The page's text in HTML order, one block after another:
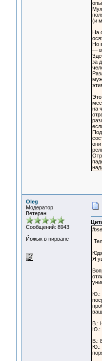
(и
На
Но
—
за
на
Oleg
Модератор
Ветеран
Сообщений: 8943
Йожык в нирване
Я
Ю.:
В.:
Ю.:
В.:
Ю.: